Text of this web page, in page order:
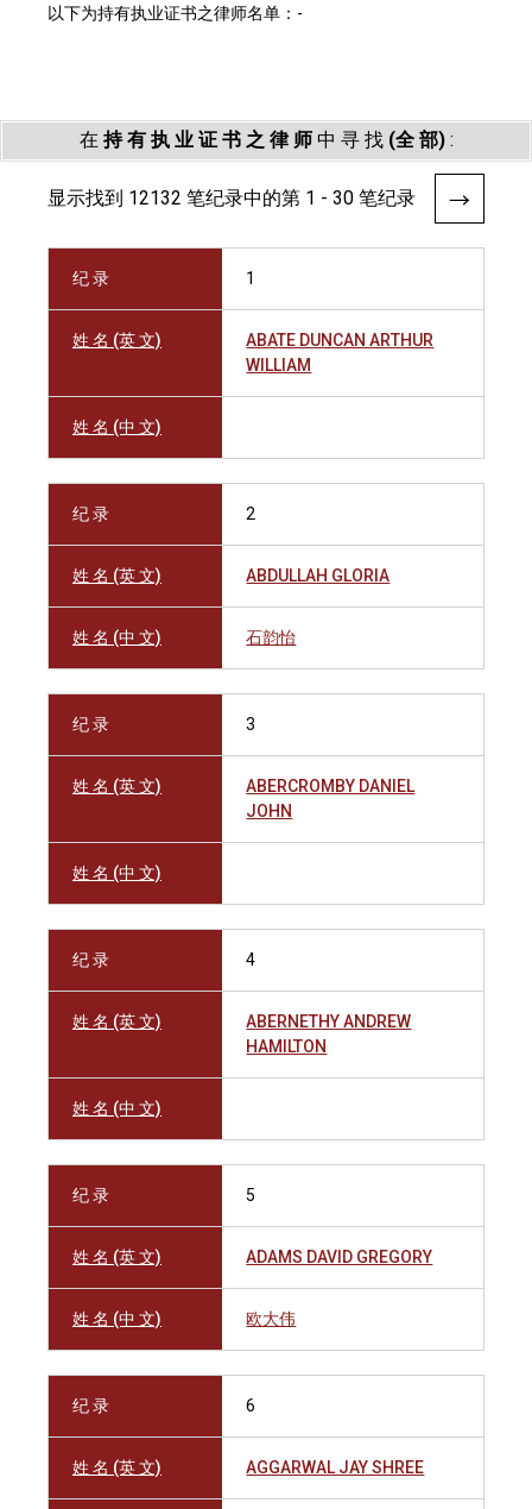
以下为持有执业证书之律师名单：-
在 持 有 执 业 证 书 之 律 师中 寻 找 (全 部):
显示找到 12132 笔纪录中的第 1 - 30 笔纪录
纪 录 1
姓 名 (英 文)
ABATE DUNCAN ARTHUR
WILLIAM
姓 名 (中 文)
纪 录 2
姓 名 (英 文) ABDULLAH GLORIA
姓 名 (中 文) 石韵怡
纪 录 3
姓 名 (英 文)
ABERCROMBY DANIEL
JOHN
姓 名 (中 文)
纪 录 4
姓 名 (英 文)
ABERNETHY ANDREW
HAMILTON
姓 名 (中 文)
纪 录 5
姓 名 (英 文) ADAMS DAVID GREGORY
姓 名 (中 文) 欧大伟
纪 录 6
姓 名 (英 文) AGGARWAL JAY SHREE